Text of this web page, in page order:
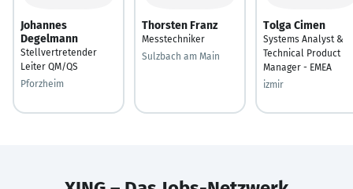
Johannes
Degelmann
Stellvertretender
Leiter QM/QS
Pforzheim
Thorsten Franz
Messtechniker
Sulzbach am Main
Tolga Cimen
Systems Analyst &
Technical Product
Manager - EMEA
izmir